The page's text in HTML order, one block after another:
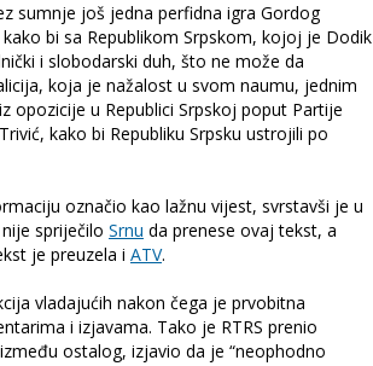
sumnje još jedna perfidna igra Gordog
bi sa Republikom Srpskom, kojoj je Dodik
i slobodarski duh, što ne može da
koja je nažalost u svom naumu, jednim
opozicije u Republici Srpskoj poput Partije
kako bi Republiku Srpsku ustrojili po
označio kao lažnu vijest, svrstavši je u
spriječilo Srnu da prenese ovaj tekst, a
je preuzela i ATV.
vladajućih nakon čega je prvobitna
i izjavama. Tako je RTRS prenio
ostalog, izjavio da je “neophodno